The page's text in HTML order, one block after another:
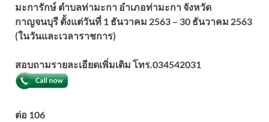
มะการักษ์ ตำบลท่ามะกา อำเภอท่ามะกา จังหวัด
กาญจนบุรี ตั้งแต่วันที่ 1 ธันวาคม 2563 – 30 ธันวาคม 2563
(ในวันและเวลาราชการ)
สอบถามรายละเอียดเพิ่มเติม โทร. 034542031
ต่อ 106